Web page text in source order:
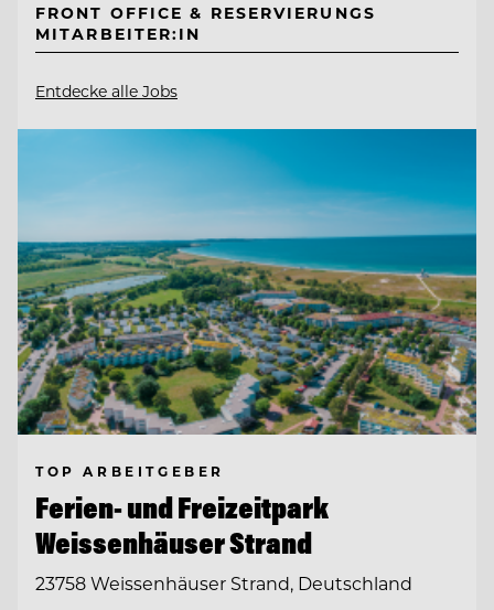
FRONT OFFICE & RESERVIERUNGS
MITARBEITER:IN
Entdecke alle Jobs
TOP ARBEITGEBER
Ferien- und Freizeitpark
Weissenhäuser Strand
23758 Weissenhäuser Strand, Deutschland